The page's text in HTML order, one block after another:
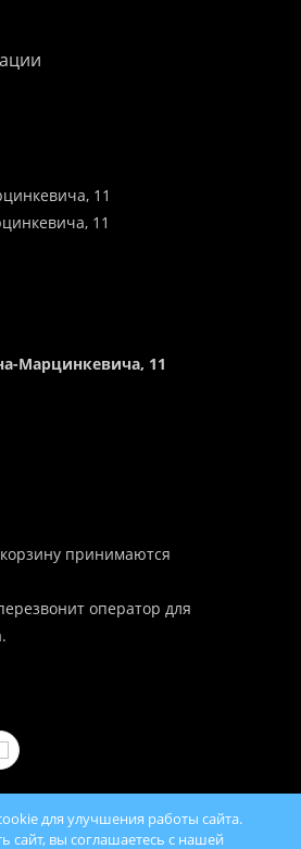
11
11
Марцинкевича, 11
принимаются
оператор для
для улучшения работы сайта.
сайт, вы соглашаетесь с нашей